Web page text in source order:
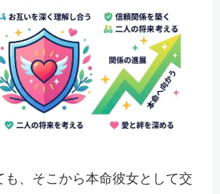
も、そこから本命彼女として交